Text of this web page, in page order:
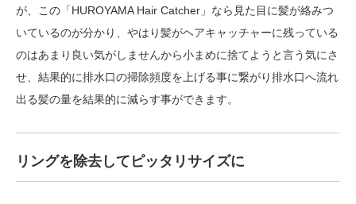
が、この「HUROYAMA Hair Catcher」なら見た目に髪が絡みつ
いているのが分かり、やはり髪がヘアキャッチャーに残っている
のはあまり良い気がしませんから小まめに捨てようと言う気にさ
せ、結果的に排水口の掃除頻度を上げる事に繋がり排水口へ流れ
出る髪の量を結果的に減らす事ができます。
リングを除去してピッタリサイズに